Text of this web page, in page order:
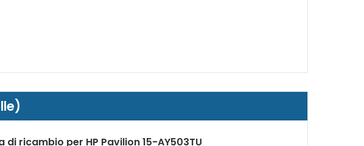
di ricambio per HP Pavilion 15-AY503TU